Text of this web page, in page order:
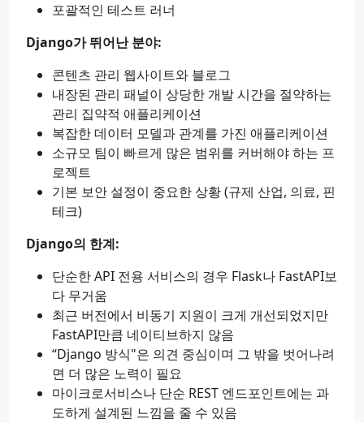
포괄적인 테스트 러너
Django가 뛰어난 분야:
콘텐츠 관리 웹사이트와 블로그
내장된 관리 패널이 상당한 개발 시간을 절약하는
관리 집약적 애플리케이션
복잡한 데이터 모델과 관계를 가진 애플리케이션
소규모 팀이 빠르게 많은 범위를 커버해야 하는 프
로젝트
기본 보안 설정이 중요한 상황 (규제 산업, 의료, 핀
테크)
Django의 한계:
단순한 API 전용 서비스의 경우 Flask나 FastAPI보
다 무거움
최근 버전에서 비동기 지원이 크게 개선되었지만
FastAPI만큼 네이티브하지 않음
“Django 방식"은 의견 중심이며 그 밖을 벗어나려
면 더 많은 노력이 필요
마이크로서비스나 단순 REST 엔드포인트에는 과
도하게 설계된 느낌을 줄 수 있음